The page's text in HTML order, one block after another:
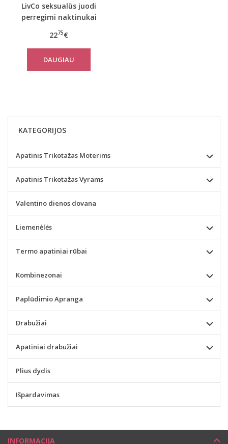
LivCo seksualūs juodi
perregimi naktinukai
2275€
DAUGIAU
KATEGORIJOS
Apatinis Trikotažas Moterims
Apatinis Trikotažas Vyrams
Valentino dienos dovana
Liemenėlės
Termo apatiniai rūbai
Kombinezonai
Paplūdimio Apranga
Drabužiai
Apatiniai drabužiai
Plius dydis
Išpardavimas
INFORMACIJA